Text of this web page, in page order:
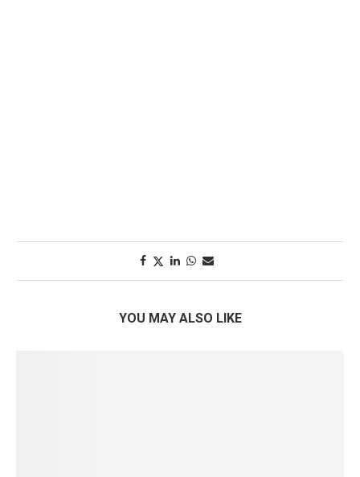
YOU MAY ALSO LIKE